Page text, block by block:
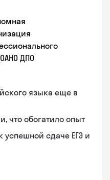
ДПО
языка еще в
что обогатило опыт
успешной сдаче ЕГЭ и